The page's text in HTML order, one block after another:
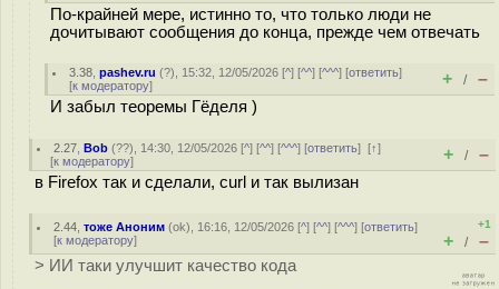
По-крайней мере, истинно то, что только люди не
дочитывают сообщения до конца, прежде чем отвечать
3.38 ,pashev.ru (?), 15:32, 12/05/2026 [^] [^^] [^^^] [ответить]
[к модератору] + / –
И забыл теоремы Гёделя )
2.27 ,Bob (??), 14:30, 12/05/2026 [^] [^^] [^^^] [ответить][↑]
[к модератору] + / –
в Firefox так и сделали, curl и так вылизан
2.44 ,тоже Аноним (ok), 16:16, 12/05/2026 [^] [^^] [^^^] [ответить]
[к модератору]
+1
+ / –
> ИИ таки улучшит качество кода